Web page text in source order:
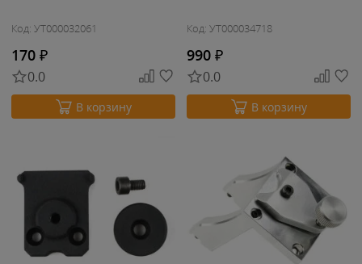
Код: УТ000032061
170 ₽
0.0
В корзину
Код: УТ000034718
990 ₽
0.0
В корзину